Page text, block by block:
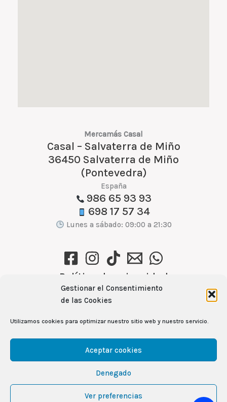
Gestionar el Consentimiento
de las Cookies
Utilizamos cookies para optimizar nuestro sitio web y nuestro servicio.
Aceptar cookies
Denegado
Ver preferencias
Mercamás Casal
Casal – Salvaterra de Miño
36450 Salvaterra de Miño
(Pontevedra)
España
986 65 93 93
698 17 57 34
Lunes a sábado: 09:00 a 21:30
Política de privacidad
Política de cookies (UE)
Aviso Legal
Ver recetas →
Copyright © 2026 Mercamas Casal | Powered by
104